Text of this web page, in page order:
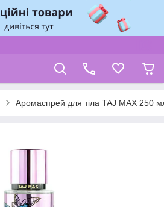
Аромаспрей для тіла TAJ MAX 250